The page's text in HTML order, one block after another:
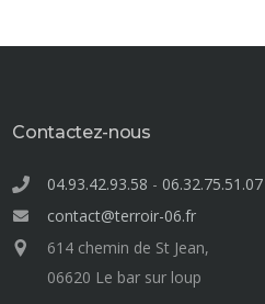
Contactez-nous
04.93.42.93.58 - 06.32.75.51.07
contact@terroir-06.fr
614 chemin de St Jean,
06620 Le bar sur loup